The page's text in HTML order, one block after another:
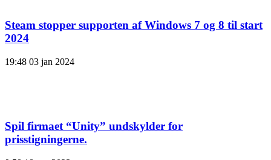
Steam stopper supporten af ​​Windows 7 og 8 til start
2024
19:48 03 jan 2024
Spil firmaet “Unity” undskylder for
prisstigningerne.